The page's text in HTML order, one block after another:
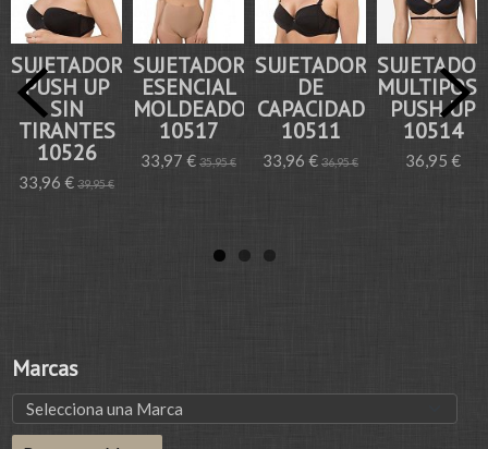
Marcas
SUJETADOR
PUSH UP
SIN
TIRANTES
10526
33,96 € 39,95 €
SUJETADOR
ESENCIAL
MOLDEADOR
10517
33,97 € 35,95 €
SUJETADOR
DE
CAPACIDAD
10511
33,96 € 36,95 €
SUJETADOR
PUSH UP
10514
36,95 €